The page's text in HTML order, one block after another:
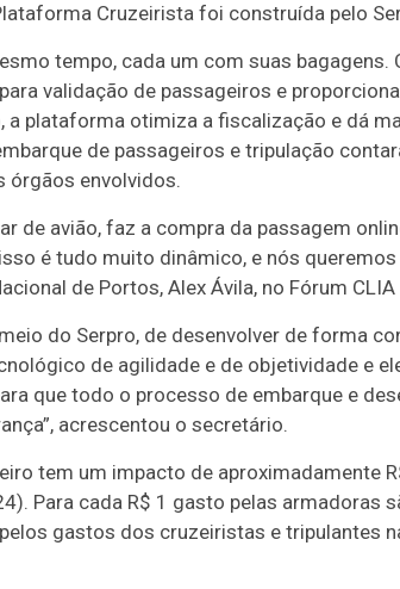
Cruzeirista foi construída pelo
tempo, cada um com suas bagagens.
validação de passageiros e
plataforma otimiza a fiscalização e dá
de passageiros e tripulação
órgãos envolvidos.
de avião, faz a compra da passagem
é tudo muito dinâmico, e nós
de Portos, Alex Ávila, no Fórum
do Serpro, de desenvolver de forma
de agilidade e de objetividade e
que todo o processo de embarque e
acrescentou o secretário.
tem um impacto de aproximadamente
Para cada R$ 1 gasto pelas armadoras
gastos dos cruzeiristas e tripulantes